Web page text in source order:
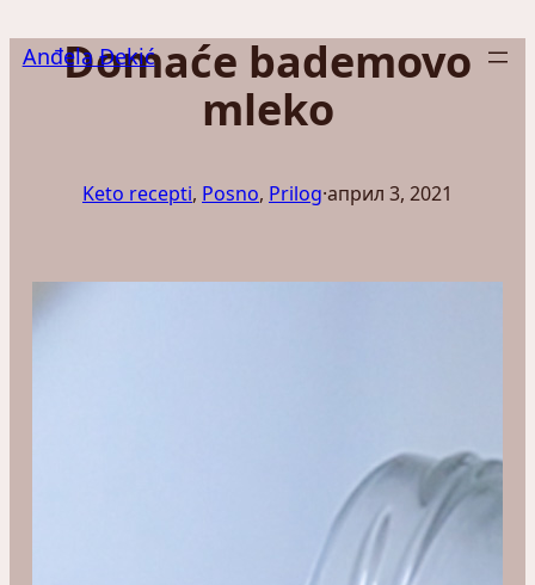
на
Anđela Đekić
Domaće bademovo
mleko
Keto recepti, Posno, Prilog·април 3, 2021